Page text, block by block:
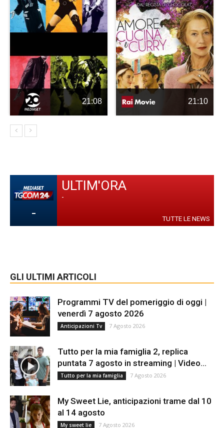
21:08 21:10
-
ULTIM'ORA
-
TUTTE LE NEWS
GLI ULTIMI ARTICOLI
Programmi TV del pomeriggio di oggi |
venerdì 7 agosto 2026
Anticipazioni Tv 7 Agosto 2026
Tutto per la mia famiglia 2, replica
puntata 7 agosto in streaming | Video...
Tutto per la mia famiglia 7 Agosto 2026
My Sweet Lie, anticipazioni trame dal 10
al 14 agosto
My sweet lie 7 Agosto 2026